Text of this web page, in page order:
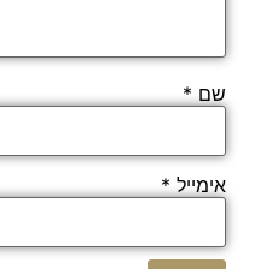
שם *
אימייל *